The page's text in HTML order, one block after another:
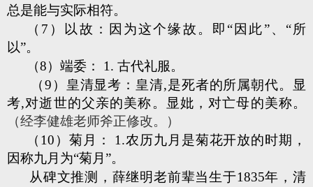
总是能与实际相符。
（7）以故：因为这个缘故。即“因此”、“所
以”。
（8）端委： 1. 古代礼服。
（9）皇清显考：皇清,是死者的所属朝代。显
考,对逝世的父亲的美称。显妣，对亡母的美称。
（经李健雄老师斧正修改。）
（10）菊月： 1.农历九月是菊花开放的时期，
因称九月为“菊月”。
从碑文推测，薛继明老前辈当生于1835年，清